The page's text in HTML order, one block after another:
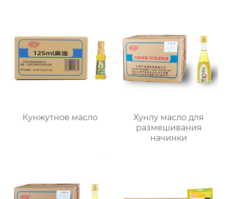
Кунжутное масло
Хунлу масло для
размешивания
начинки